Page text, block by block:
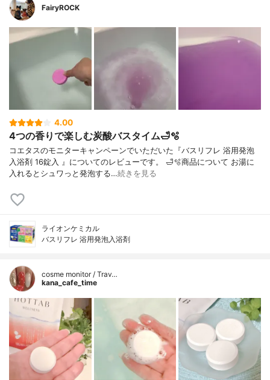
FairyROCK
4.00
4つの香りで楽しむ炭酸バスタイム🛁🫧
コエタスのモニターキャンペーンでいただいた『バスリフレ 浴用発泡
入浴剤 16錠入 』についてのレビューです。 🛁🫧商品について お湯に
入れるとシュワっと発泡する…続きを見る
ライオンケミカル
バスリフレ 浴用発泡入浴剤
cosme monitor / Trav…
kana_cafe_time